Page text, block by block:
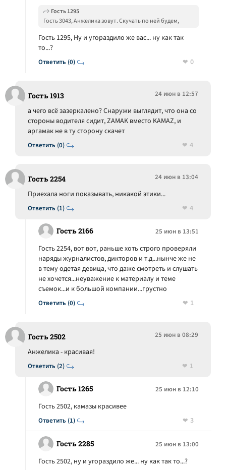
Ответить (0)
Гость 1295
Гость 3043, Анжелика зовут. Скучать по ней будем,
Гость 1295, Ну и угораздило же вас... ну как так
то...?
0
Гость 1913 24 июн в 12:57
Ответить (0)
а чего всё зазеркалено? Снаружи выглядит, что она со
стороны водителя сидит, ZAMAK вместо KAMAZ, и
аргамак не в ту сторону скачет
4
Гость 2254 24 июн в 13:04
Ответить (1)
Приехала ноги показывать, никакой этики...
4
Гость 2166 25 июн в 13:51
Ответить (0)
Гость 2254, вот вот, раньше хоть строго проверяли
наряды журналистов, дикторов и т.д...нынче же не
в тему одетая девица, что даже смотреть и слушать
не хочется...неуважение к материалу и теме
съемок...и к большой компании...грустно
1
Гость 2502 25 июн в 08:29
Ответить (2)
Анжелика - красивая!
1
Гость 1265 25 июн в 12:10
Ответить (1)
Гость 2502, камазы красивее
3
Гость 2285 25 июн в 13:00
Гость 2502, ну и угораздило же... ну как так то...?